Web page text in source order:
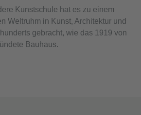
Kunstschule hat es zu einem
Weltruhm in Kunst, Architektur und
gebracht, wie das 1919 von
Bauhaus.